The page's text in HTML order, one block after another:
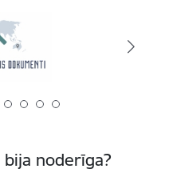
noderīga?